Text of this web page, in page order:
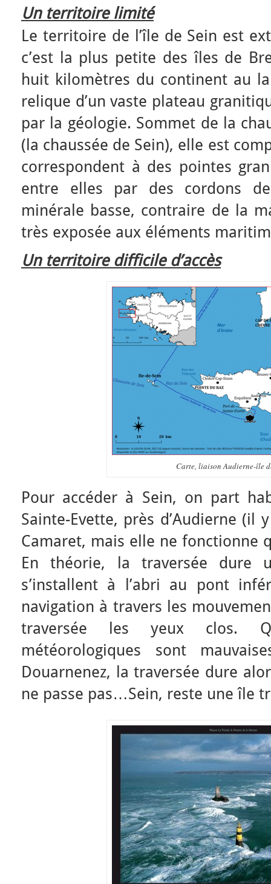
Un territoire limité
Le territoire de l’île de Sein est
c’est la plus petite des îles de
huit kilomètres du continent au
relique d’un vaste plateau
par la géologie. Sommet de la
(la chaussée de Sein), elle est
correspondent à des pointes
entre elles par des cordons
minérale basse, contraire de la
très exposée aux éléments
Un territoire difficile d’accès
Carte, liaison Audierne-île
Pour accéder à Sein, on part
Sainte-Evette, près d’Audierne (il
Camaret, mais elle ne fonctionne
En théorie, la traversée dure
s’installent à l’abri au pont
navigation à travers les
traversée les yeux clos.
météorologiques sont
Douarnenez, la traversée dure
ne passe pas…Sein, reste une île